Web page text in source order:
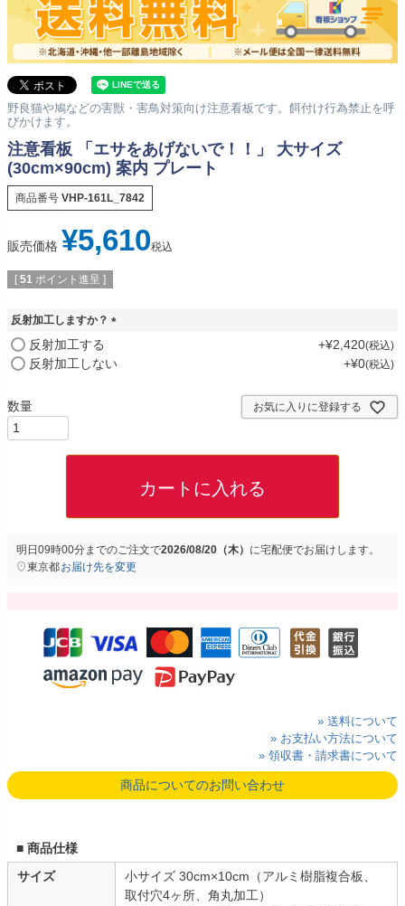
野良猫や鳩などの害獣・害鳥対策向け注意看板です。餌付け行為禁止を呼
びかけます。
注意看板 「エサをあげないで！！」 大サイズ
(30cm×90cm) 案内 プレート
商品番号 VHP-161L_7842
販売価格 ¥5,610税込
[ 51 ポイント進呈 ]
反射加工しますか？
反射加工する +¥2,420 税込
反射加工しない +¥0 税込
お気に入りに登録する
カートに入れる
明日 09時00分までのご注文で2026/08/20（木） に宅配便でお届けします。
東京都お届け先を変更
» 送料について
» お支払い方法について
» 領収書・請求書について
商品についてのお問い合わせ
■ 商品仕様
サイズ
小サイズ 30cm×10cm（アルミ樹脂複合板、
取付穴4ヶ所、角丸加工）